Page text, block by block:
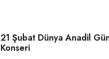
21 Şubat Dünya Anadil
Konseri